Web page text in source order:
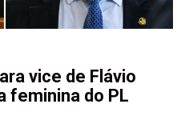
vice de Flávio
feminina do PL